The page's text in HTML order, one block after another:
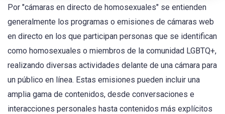
Por "cámaras en directo de homosexuales" se entienden
generalmente los programas o emisiones de cámaras web
en directo en los que participan personas que se identifican
como homosexuales o miembros de la comunidad LGBTQ+,
realizando diversas actividades delante de una cámara para
un público en línea. Estas emisiones pueden incluir una
amplia gama de contenidos, desde conversaciones e
interacciones personales hasta contenidos más explícitos